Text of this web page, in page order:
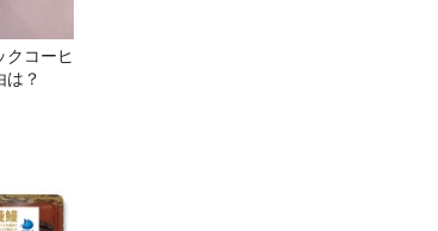
クコーヒ
は？